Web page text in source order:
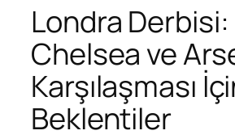
Londra Derbisi:
Chelsea ve
Karşılaşması
Beklentiler